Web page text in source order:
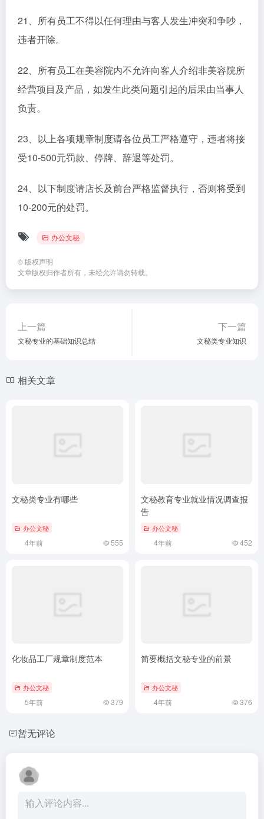
21、所有员工不得以任何理由与客人发生冲突和争吵，
违者开除。
22、所有员工在美容院内不允许向客人介绍非美容院所
经营项目及产品，如发生此类问题引起的后果由当事人
负责。
23、以上各项规章制度请各位员工严格遵守，违者将接
受10-500元罚款、停牌、辞退等处罚。
24、以下制度请店长及前台严格监督执行，否则将受到
10-200元的处罚。
办公文秘
© 版权声明
文章版权归作者所有，未经允许请勿转载。
上一篇
文秘专业的基础知识总结
下一篇
文秘类专业知识
相关文章
文秘类专业有哪些
办公文秘
4年前 555
文秘教育专业就业情况调查报
告
办公文秘
4年前 452
化妆品工厂规章制度范本
办公文秘
5年前 379
简要概括文秘专业的前景
办公文秘
4年前 376
暂无评论